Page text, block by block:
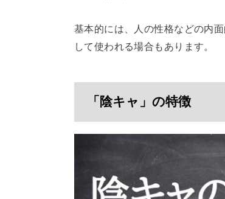
基本的には、人の性格などの内
して使われる場合もあります。
「陰キャ」の特徴